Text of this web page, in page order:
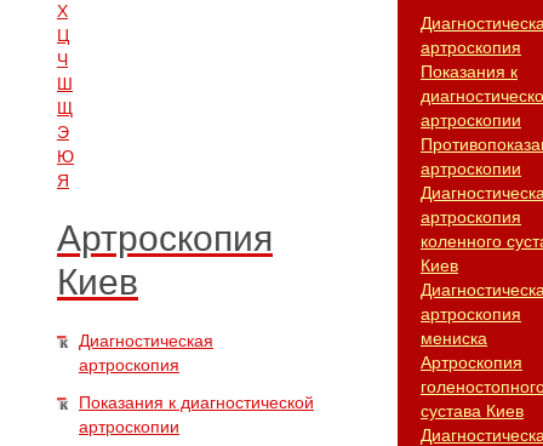
Х
Ц
Ч
Ш
Щ
Э
Ю
Я
Артроскопия
Киев
Диагностическая
артроскопия
Показания к диагностической
артроскопии
артроскопия
Показания к
артроскопии
артроскопии
артроскопия
коленного
Киев
артроскопия
мениска
Артроскопия
сустава Киев